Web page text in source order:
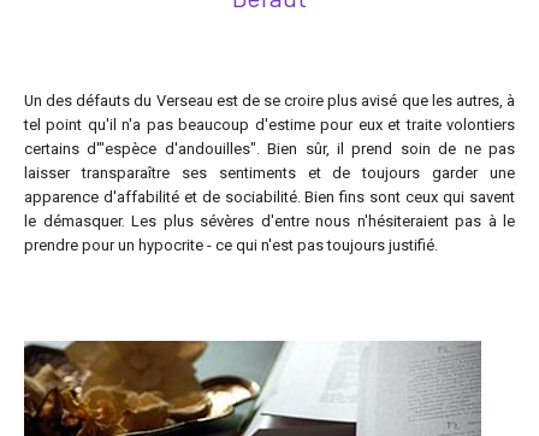
Un des défauts du Verseau est de se croire plus avisé que les autres, à
tel point qu'il n'a pas beaucoup d'estime pour eux et traite volontiers
certains d'"espèce d'andouilles". Bien sûr, il prend soin de ne pas
laisser transparaître ses sentiments et de toujours garder une
apparence d'affabilité et de sociabilité. Bien fins sont ceux qui savent
le démasquer. Les plus sévères d'entre nous n'hésiteraient pas à le
prendre pour un hypocrite - ce qui n'est pas toujours justifié.